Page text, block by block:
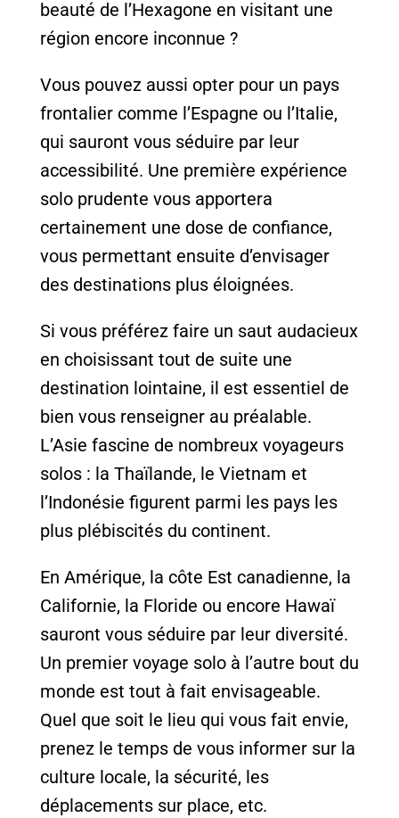
beauté de l’Hexagone en visitant une
région encore inconnue ?
Vous pouvez aussi opter pour un pays
frontalier comme l’Espagne ou l’Italie,
qui sauront vous séduire par leur
accessibilité. Une première expérience
solo prudente vous apportera
certainement une dose de confiance,
vous permettant ensuite d’envisager
des destinations plus éloignées.
Si vous préférez faire un saut audacieux
en choisissant tout de suite une
destination lointaine, il est essentiel de
bien vous renseigner au préalable.
L’Asie fascine de nombreux voyageurs
solos : la Thaïlande, le Vietnam et
l’Indonésie figurent parmi les pays les
plus plébiscités du continent.
En Amérique, la côte Est canadienne, la
Californie, la Floride ou encore Hawaï
sauront vous séduire par leur diversité.
Un premier voyage solo à l’autre bout du
monde est tout à fait envisageable.
Quel que soit le lieu qui vous fait envie,
prenez le temps de vous informer sur la
culture locale, la sécurité, les
déplacements sur place, etc.